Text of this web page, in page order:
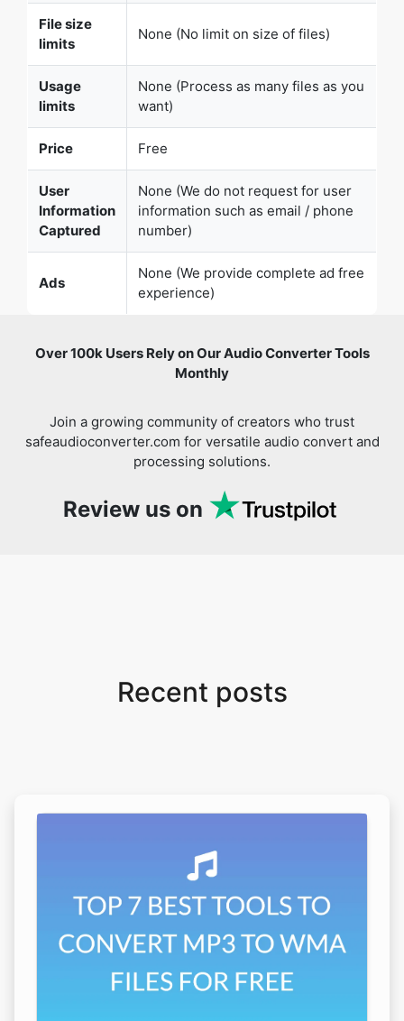
File size
limits
None (No limit on size of files)
Usage
limits
None (Process as many files as you
want)
Price Free
User
Information
Captured
None (We do not request for user
information such as email / phone
number)
Ads
None (We provide complete ad free
experience)
Over 100k Users Rely on Our Audio Converter Tools
Monthly
Join a growing community of creators who trust
safeaudioconverter.com for versatile audio convert and
processing solutions.
Review us on
Recent posts